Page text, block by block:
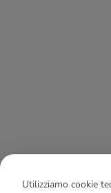
Utilizziamo cookie